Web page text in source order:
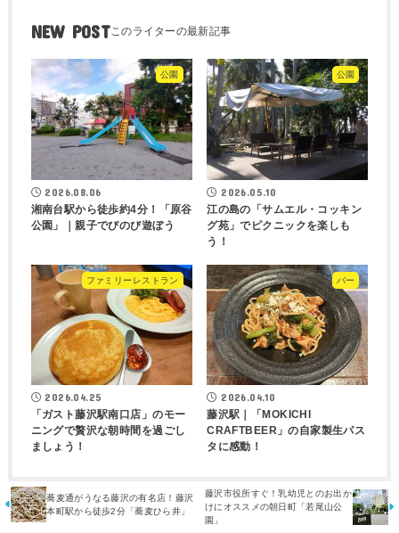
NEW POST
公園
2026.08.06
湘南台駅から徒歩約4分！「原谷
公園」｜親子でびのび遊ぼう
公園
2026.05.10
江の島の「サムエル・コッキン
グ苑」でピクニックを楽しも
う！
ファミリーレストラン
2026.04.25
「ガスト藤沢駅南口店」のモー
ニングで贅沢な朝時間を過ごし
ましょう！
バー
2026.04.10
藤沢駅｜「MOKICHI
CRAFTBEER」の自家製生パス
タに感動！
蕎麦通がうなる藤沢の有名店！藤沢
本町駅から徒歩2分「蕎麦ひら井」
藤沢市役所すぐ！乳幼児とのお出か
けにオススメの朝日町「若尾山公
園」